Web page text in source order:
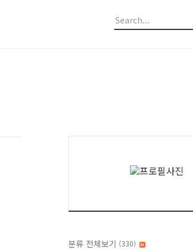
분류 전체보기 (330)